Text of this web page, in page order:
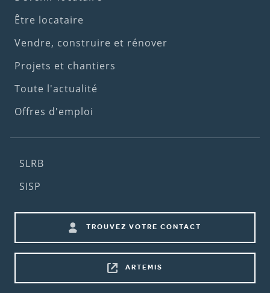
(1st
menu)
Être locataire
Vendre, construire et rénover
Projets et chantiers
Toute l'actualité
Offres d'emploi
Footer
(2nd
SLRB
SISP
Footer
shortcuts
TROUVEZ VOTRE CONTACT
ARTEMIS